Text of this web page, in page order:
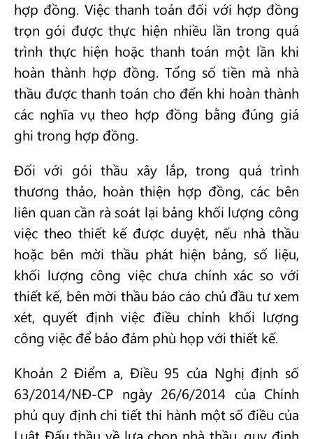
hợp đồng. Việc thanh toán đối với hợp đồng
trọn gói được thực hiện nhiều lần trong quá
trình thực hiện hoặc thanh toán một lần khi
hoàn thành hợp đồng. Tổng số tiền mà nhà
thầu được thanh toán cho đến khi hoàn thành
các nghĩa vụ theo hợp đồng bằng đúng giá
ghi trong hợp đồng.
Đối với gói thầu xây lắp, trong quá trình
thương thảo, hoàn thiện hợp đồng, các bên
liên quan cần rà soát lại bảng khối lượng công
việc theo thiết kế được duyệt, nếu nhà thầu
hoặc bên mời thầu phát hiện bảng, số liệu,
khối lượng công việc chưa chính xác so với
thiết kế, bên mời thầu báo cáo chủ đầu tư xem
xét, quyết định việc điều chỉnh khối lượng
công việc để bảo đảm phù họp với thiết kế.
Khoản 2 Điểm a, Điều 95 của Nghị định số
63/2014/NĐ-CP ngày 26/6/2014 của Chính
phủ quy định chi tiết thi hành một số điều của
Luật Đấu thầu về lựa chọn nhà thầu, quy định